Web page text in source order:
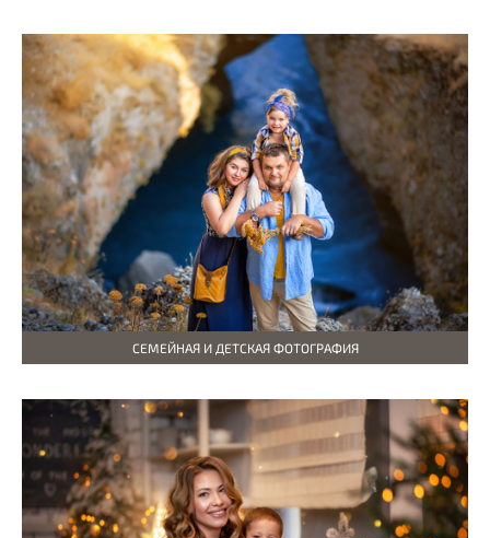
СЕМЕЙНАЯ И ДЕТСКАЯ ФОТОГРАФИЯ